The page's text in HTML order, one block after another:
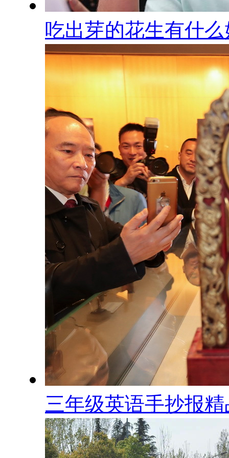
吃出芽的花生有什
三年级英语手抄报精